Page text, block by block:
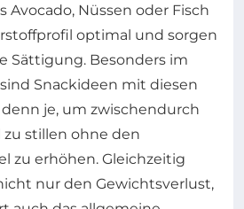
Avocado, Nüssen oder Fisch
optimal und sorgen
Sättigung. Besonders im
Snackideen mit diesen
je, um zwischendurch
stillen ohne den
zu erhöhen. Gleichzeitig
nur den Gewichtsverlust,